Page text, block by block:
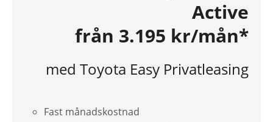
Active
från 3.195 kr/mån*
med Toyota Easy Privatleasing
Fast månadskostnad